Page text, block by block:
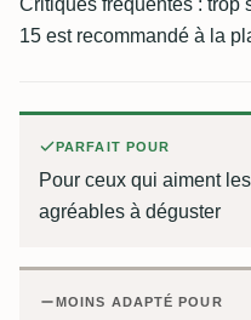
Critiques fréquentes : trop
15 est recommandé à la
PARFAIT POUR
Pour ceux qui aiment
agréables à déguster
MOINS ADAPTÉ POUR